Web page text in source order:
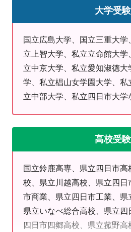
は何が向いているのだろう？そ
しませんか？
高校生の夏期講習では
●数学予習コース ●英語長文
ース ●大学受験対策（面接・
●理科（物理・化学・生物）
オーダーメードコース
今が一番若い時。「あとで」を
未来は変わります。
さあ私たちと一緒に成長しよう
TEL: 059-356-0210
大学受験
国立広島大学、国立三重大
立上智大学、私立立命館大学
立中京大学、私立愛知淑徳大
学、私立椙山女学園大学、私
立中部大学、私立四日市大学
高校受験
国立鈴鹿高専、県立四日市
校、県立川越高校、県立四日
市商業、県立四日市工業、県
県立いなべ総合高校、県立四
四日市四郷高校、県立菰野高